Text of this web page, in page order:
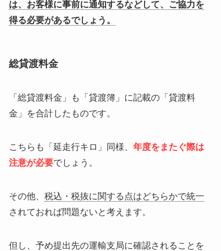
は、お客様に事前に通知するなどして、ご協力を
得る必要があるでしょう。
総貸渡料金
「総貸渡料金」も「貸渡簿」に記載の「貸渡料
金」を合計したものです。
こちらも「延走行キロ」同様、 年度をまたぐ際は
注意が必要でしょう。
その他、 税込・税抜に関する点はどちらかで統一
されておれば問題ないと考えます。
但し、予め提出先の運輸支局に確認されることを